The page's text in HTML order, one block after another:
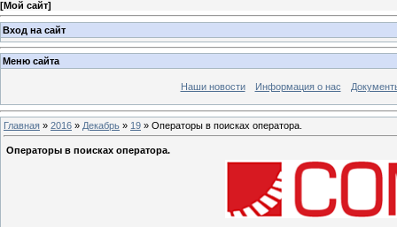
[Мой сайт]
Вход на сайт
Меню сайта
Наши новости Информация о нас
Главная » 2016 » Декабрь » 19 » Операторы в поисках оператора.
Операторы в поисках оператора.